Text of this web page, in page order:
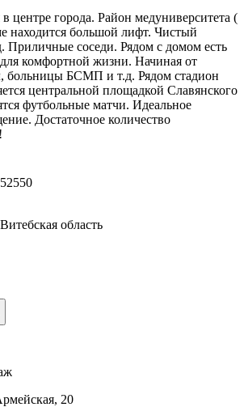
центре города. Район медуниверситета (
находится большой лифт. Чистый
Приличные соседи. Рядом с домом есть
комфортной жизни. Начиная от
больницы БСМП и т.д. Рядом стадион
центральной площадкой Славянского
футбольные матчи. Идеальное
Достаточное количество
область
20